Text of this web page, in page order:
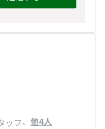
ッフ、 他4人